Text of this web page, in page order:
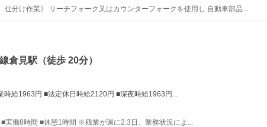
仕分け作業》 リーチフォーク又はカウンターフォークを使用し 自動車部品...
倉見駅（徒歩 20分）
時給1963円 ■法定休日時給2120円 ■深夜時給1963円...
実働8時間 ■休憩1時間 ※残業が週に2.3日、業務状況によ...